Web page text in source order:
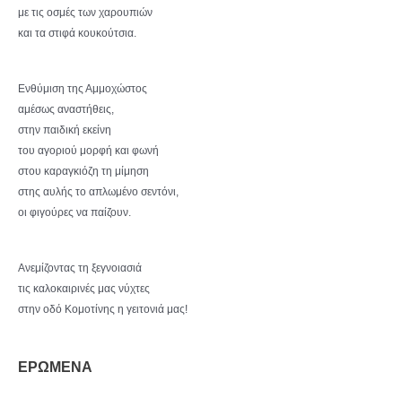
με τις οσμές των χαρουπιών
και τα στιφά κουκούτσια.
Ενθύμιση της Αμμοχώστος
αμέσως αναστήθεις,
στην παιδική εκείνη
του αγοριού μορφή και φωνή
στου καραγκιόζη τη μίμηση
στης αυλής το απλωμένο σεντόνι,
οι φιγούρες να παίζουν.
Ανεμίζοντας τη ξεγνοιασιά
τις καλοκαιρινές μας νύχτες
στην οδό Κομοτίνης η γειτονιά μας!
ΕΡΩΜΕΝΑ